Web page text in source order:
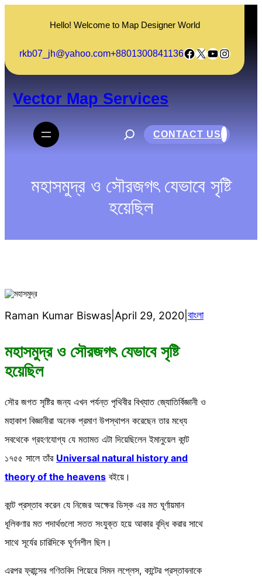
Hello! Welcome to Map Designer World
rkb07_jh@yahoo.com+8801300841136Facebook
X YouTube
Instagram
Vector Map Services
CONTACT US
মহাসমুদ্র ও সৌরজগৎ যেভাবে সৃষ্টি
হয়েছিল
Raman Kumar Biswas April 29, 2020 বাংলা
মহাসমুদ্র ও সৌরজগৎ যেভাবে সৃষ্টি
হয়েছিল
সৌর জগত সৃষ্টির জন্য এখন পর্যন্ত পৃথিবীর বিখ্যাত জ্যোতির্বিজ্ঞানী ও
মহাকাশ বিজ্ঞানীরা অনেক প্রমাণ উপস্থাপন করেছেন তার মধ্যে
সবথেকে গ্রহণযোগ্য যে মতামত এটা দিয়েছিলেন ইমানুয়েল কান্ট
১৭৫৫ সালে তাঁর Universal natural history and
theory of the heavens বইয়ে।
কান্ট প্রস্তাব করেন যে নিজের অক্ষের ডিস্ক এর মত ঘূর্ণায়মান
ধূলিকণার মত পদার্থগুলো সতত সংযুক্ত হয়ে আকার বৃদ্ধি করার সাথে
সাথে সূর্যের চারিদিকে ঘূর্ণনশীল ছিল।
এরপর ফ্রান্সের গণিতবিদ পিয়েরে সিমন লপ্লেস, কান্টের প্রস্তাবনাকে